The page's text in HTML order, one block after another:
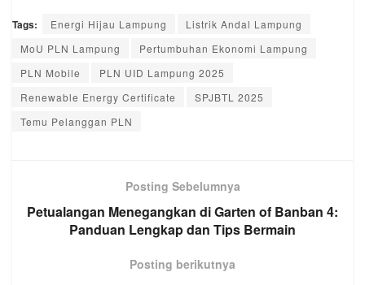
Tags: Energi Hijau Lampung
Listrik Andal Lampung
MoU PLN Lampung
Pertumbuhan Ekonomi Lampung
PLN Mobile
PLN UID Lampung 2025
Renewable Energy Certificate
SPJBTL 2025
Temu Pelanggan PLN
Posting Sebelumnya
Petualangan Menegangkan di Garten of Banban 4:
Panduan Lengkap dan Tips Bermain
Posting berikutnya